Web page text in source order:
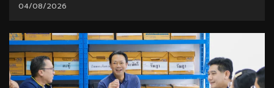
04/08/2026